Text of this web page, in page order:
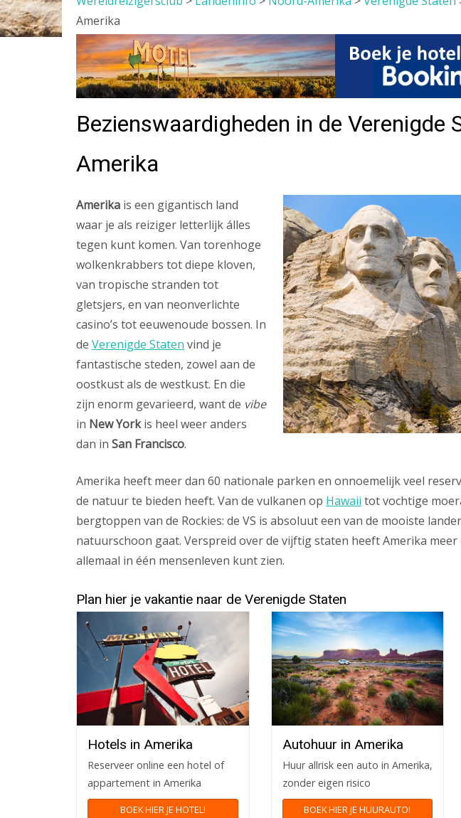
Amerika
Bezienswaardigheden in de Verenigde
Amerika
Amerika is een gigantisch land
waar je als reiziger letterlijk álles
tegen kunt komen. Van torenhoge
wolkenkrabbers tot diepe kloven,
van tropische stranden tot
gletsjers, en van neonverlichte
casino’s tot eeuwenoude bossen. In
de Verenigde Staten vind je
fantastische steden, zowel aan de
oostkust als de westkust. En die
zijn enorm gevarieerd, want de vibe
in New Yorkis heel weer anders
dan in San Francisco.
Amerika heeft meer dan 60 nationale parken en onnoemelijk veel
de natuur te bieden heeft. Van de vulkanen op Hawaii tot vochtige
bergtoppen van de Rockies: de VS is absoluut een van de mooiste
natuurschoon gaat. Verspreid over de vijftig staten heeft Amerika meer
allemaal in één mensenleven kunt zien.
Plan hier je vakantie naar de Verenigde Staten
Hotels in Amerika
Reserveer online een hotel of
appartement in Amerika
BOEK HIER JE HOTEL!
Autohuur in Amerika
Huur allrisk een auto in Amerika,
zonder eigen risico
BOEK HIER JE HUURAUTO!